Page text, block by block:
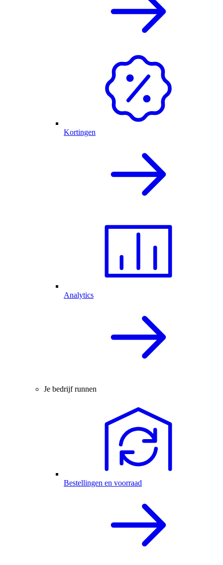
Kortingen
Analytics
Je bedrijf runnen
Bestellingen en voorraad